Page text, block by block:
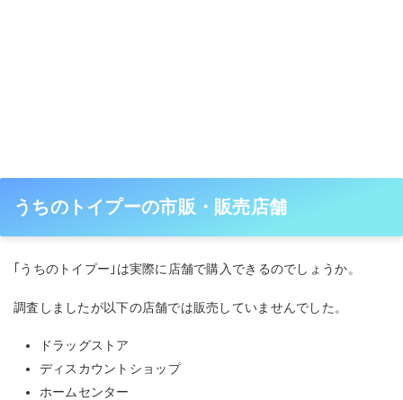
うちのトイプーの市販・販売店舗
｢うちのトイプー｣は実際に店舗で購入できるのでしょうか。
調査しましたが以下の店舗では販売していませんでした。
ドラッグストア
ディスカウントショップ
ホームセンター